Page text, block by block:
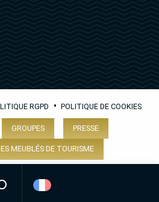
Recherche
RGPD • POLITIQUE DE COOKIES
GROUPES PRESSE
MEUBLÉS DE TOURISME